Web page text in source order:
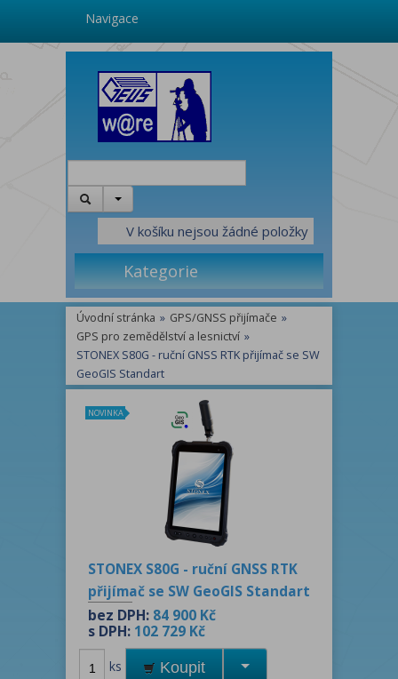
Navigace
V košíku nejsou žádné položky
Kategorie
Úvodní stránka » GPS/GNSS přijímače »
GPS pro zemědělství a lesnictví »
STONEX S80G - ruční GNSS RTK přijímač se SW
GeoGIS Standart
NOVINKA
STONEX S80G - ruční GNSS RTK
přijímač se SW GeoGIS Standart
bez DPH: 84 900 Kč
s DPH: 102 729 Kč
ks Koupit